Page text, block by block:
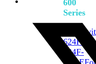
600
Series
624F
624F-
FPOE